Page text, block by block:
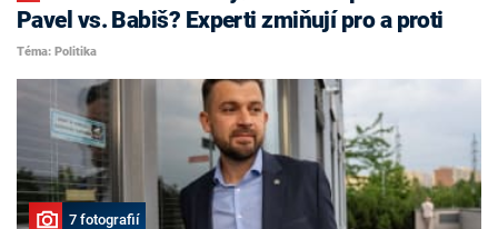
Pavel vs. Babiš? Experti zmiňují pro a proti
Téma: Politika
7 fotografií